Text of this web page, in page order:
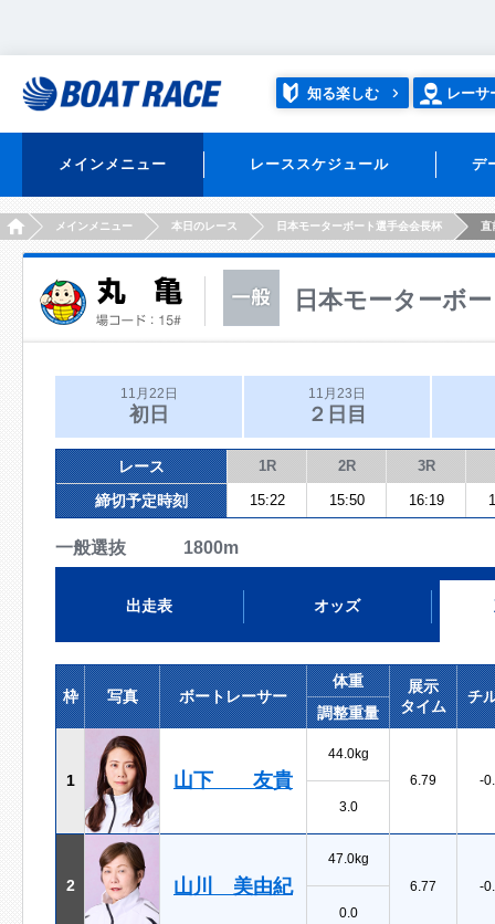
知る楽しむ レーサ
メインメニュー レーススケジュール デ
HOMEメインメニュー 本日のレース 日本モーターボート選手会会長杯 直
日本モーターボ
11月22日
初日
11月23日
２日目
レース 1R 2R 3R
締切予定時刻 15:22 15:50 16:19
一般選抜 1800m
出走表 オッズ
枠 写真 ボートレーサー
体重
展示
タイム
チ
調整重量
1 山下 友貴
44.0kg
6.79
-
3.0
2 山川 美由紀
47.0kg
6.77
-
0.0